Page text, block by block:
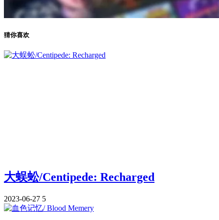
猜你喜欢
大蜈蚣/Centipede: Recharged
2023-06-27 5